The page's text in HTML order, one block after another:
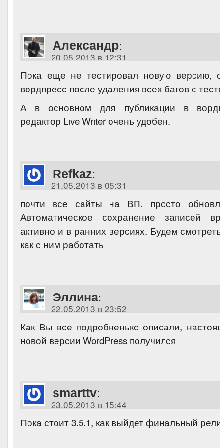
Александр:
20.05.2013 в 12:31
Пока еще не тестировал новую версию,
вордпресс после удаления всех багов с
А в основном для публикации в
редактор Live Writer очень удобен.
Refkaz:
21.05.2013 в 05:31
почти все сайты на ВП. просто
Автоматическое сохранение записей
активно и в ранних версиях. Будем
как с ним работать
Эллина:
22.05.2013 в 23:52
Как Вы все подробненько описали,
новой версии WordPress получился
smarttv:
23.05.2013 в 15:44
Пока стоит 3.5.1, как выйдет финальный